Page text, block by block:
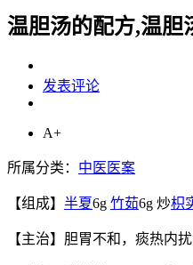
温胆汤的配方,温胆
发表评论
A+
所属分类： 中医医案
【组成】 半夏6g 竹茹6g 炒枳
【主治】胆胃不和，痰热内